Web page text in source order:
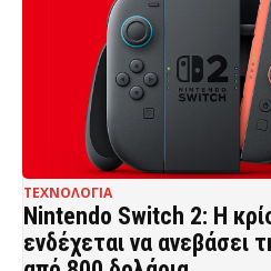
ΤΕΧΝΟΛΟΓΙΑ
Nintendo Switch 2: Η
ενδέχεται να ανεβάσει